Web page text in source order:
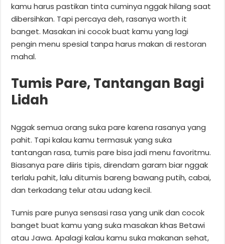
kamu harus pastikan tinta cuminya nggak hilang saat
dibersihkan. Tapi percaya deh, rasanya worth it
banget. Masakan ini cocok buat kamu yang lagi
pengin menu spesial tanpa harus makan di restoran
mahal.
Tumis Pare, Tantangan Bagi
Lidah
Nggak semua orang suka pare karena rasanya yang
pahit. Tapi kalau kamu termasuk yang suka
tantangan rasa, tumis pare bisa jadi menu favoritmu.
Biasanya pare diiris tipis, direndam garam biar nggak
terlalu pahit, lalu ditumis bareng bawang putih, cabai,
dan terkadang telur atau udang kecil.
Tumis pare punya sensasi rasa yang unik dan cocok
banget buat kamu yang suka masakan khas Betawi
atau Jawa. Apalagi kalau kamu suka makanan sehat,